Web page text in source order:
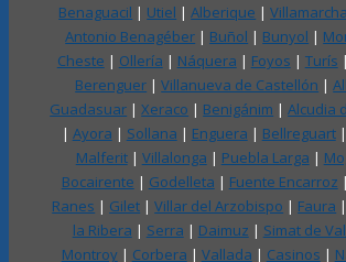
Benaguacil | Utiel |Alberique |
Antonio Benagéber | Buñol | Bunyol |
Cheste | Ollería | Náquera | Foyos | Turís |
Berenguer |Villanueva de Castellón |
Guadasuar |Xeraco | Benigánim |Alcudia
| Ayora | Sollana | Enguera | Bellreguart|
Malferit| Villalonga | Puebla Larga |
Bocairente | Godelleta | Fuente Encarroz |
Ranes | Gilet |Villar del Arzobispo | Faura
la Ribera | Serra | Daimuz | Simat de
Montroy| Corbera | Vallada | Casinos |